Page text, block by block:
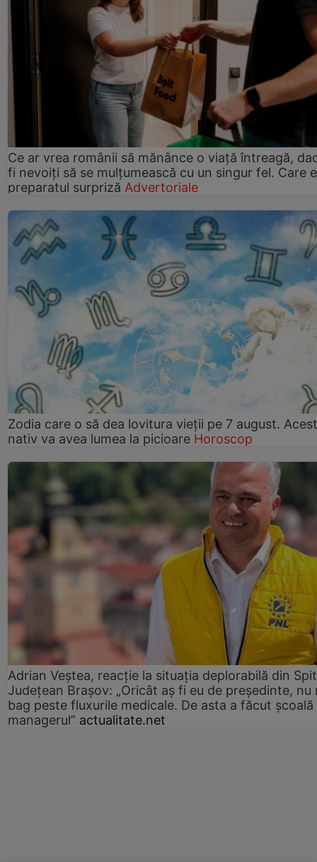
Ce ar vrea românii să mănânce o viață întreagă,
fi nevoiți să se mulțumească cu un singur fel. Care e
preparatul surpriză Advertoriale
Zodia care o să dea lovitura vieții pe 7 august. Acest
nativ va avea lumea la picioare Horoscop
Adrian Veștea, reacție la situația deplorabilă din
Județean Brașov: „Oricât aș fi eu de președinte, nu
bag peste fluxurile medicale. De asta a făcut școală
managerul” actualitate.net